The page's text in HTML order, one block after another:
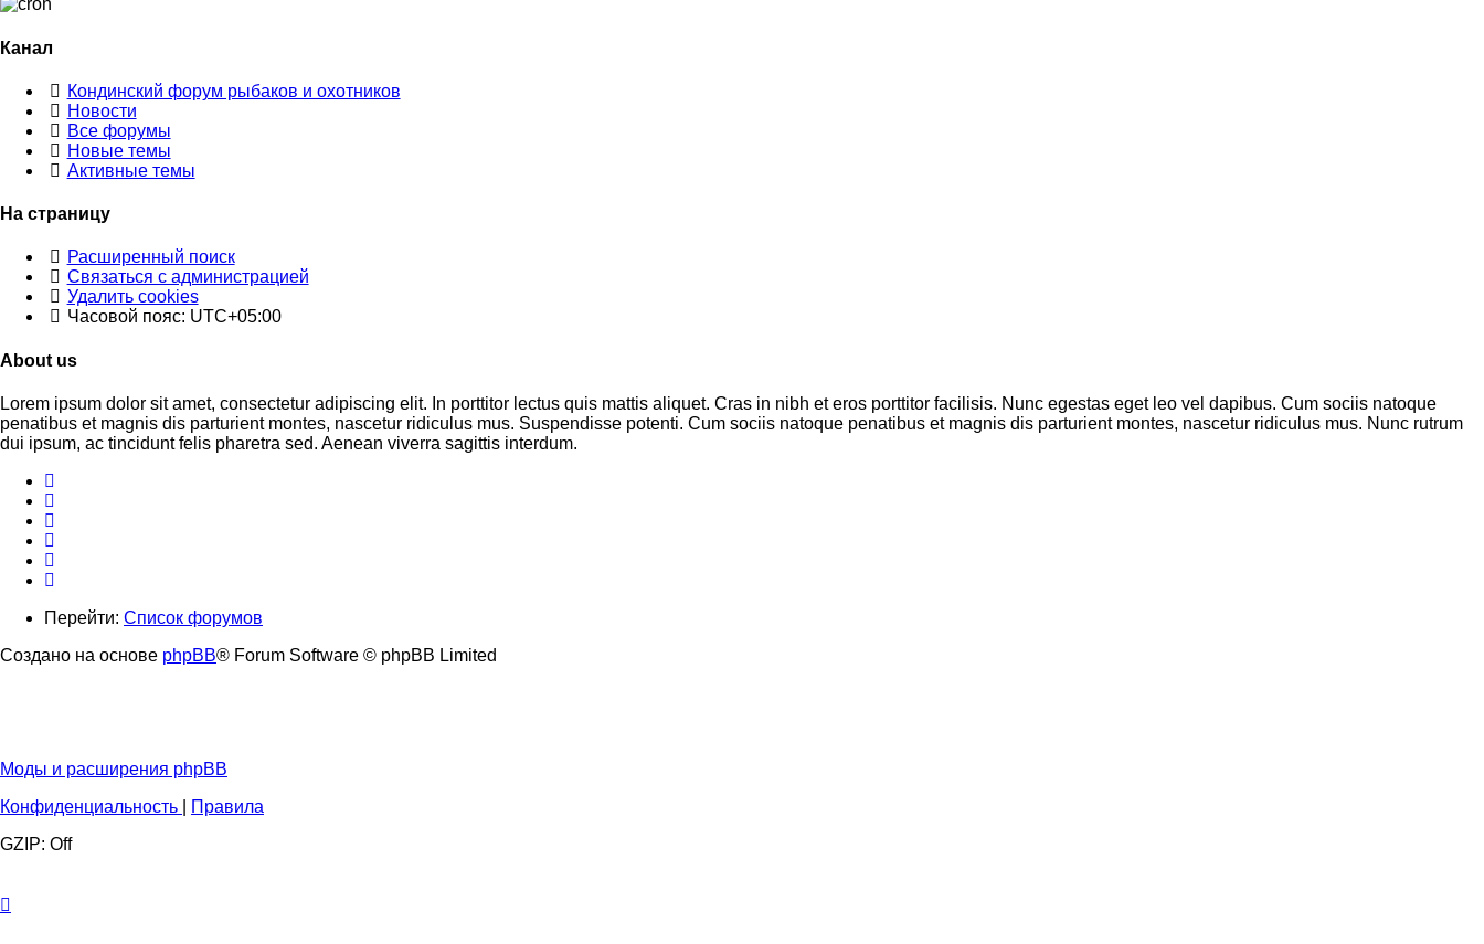
Канал
Кондинский форум рыбаков и охотников
Новости
Все форумы
Новые темы
Активные темы
На страницу
Расширенный поиск
Связаться с администрацией
Удалить cookies
Часовой пояс: UTC+05:00
About us
Lorem ipsum dolor sit amet, consectetur adipiscing elit. In porttitor lectus quis mattis aliquet. Cras in nibh et eros porttitor facilisis. Nunc egestas eget leo vel dapibus. Cum sociis natoque
penatibus et magnis dis parturient montes, nascetur ridiculus mus. Suspendisse potenti. Cum sociis natoque penatibus et magnis dis parturient montes, nascetur ridiculus mus. Nunc rutrum
dui ipsum, ac tincidunt felis pharetra sed. Aenean viverra sagittis interdum.
Перейти: Список форумов
Создано на основе phpBB® Forum Software © phpBB Limited
Моды и расширения phpBB
Конфиденциальность
Правила
GZIP: Off